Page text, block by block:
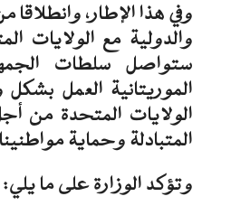
وفي هذا الإطار، وانطلاقا
والدولية مع الولايات
ستواصل سلطات
الموريتانية العمل
الولايات المتحدة من
المتبادلة وحماية
وتؤكد الوزارة على ما يلي: